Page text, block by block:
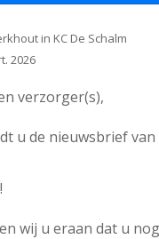
in KC De Schalm
2026
verzorger(s),
u de nieuwsbrief van
wij u eraan dat u